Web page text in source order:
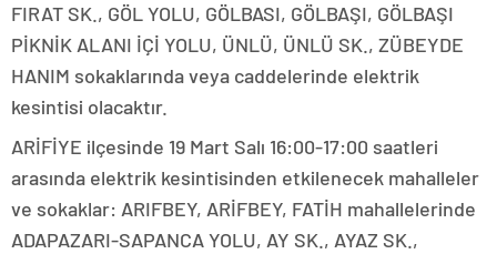
FIRAT SK., GÖL YOLU, GÖLBASI, GÖLBAŞI, GÖLBAŞI
PİKNİK ALANI İÇİ YOLU, ÜNLÜ, ÜNLÜ SK., ZÜBEYDE
HANIM sokaklarında veya caddelerinde elektrik
kesintisi olacaktır.
ARİFİYE ilçesinde 19 Mart Salı 16:00-17:00 saatleri
arasında elektrik kesintisinden etkilenecek mahalleler
ve sokaklar: ARIFBEY, ARİFBEY, FATİH mahallelerinde
ADAPAZARI-SAPANCA YOLU, AY SK., AYAZ SK.,